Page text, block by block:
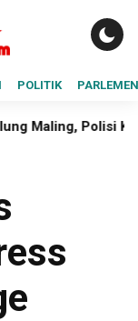
POLITIK PARLEMEN
Polisi Konawe